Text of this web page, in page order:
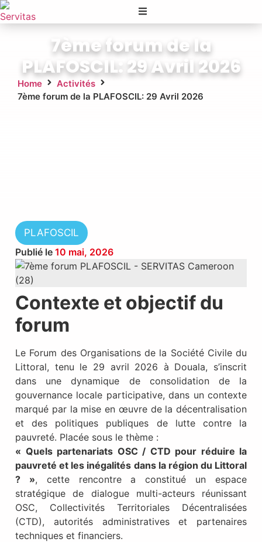
7ème forum de la
PLAFOSCIL: 29 Avril 2026
Home
Activités
7ème forum de la PLAFOSCIL: 29 Avril 2026
PLAFOSCIL
Publié le 10 mai, 2026
Contexte et objectif du
forum
Le Forum des Organisations de la Société Civile du
Littoral, tenu le 29 avril 2026 à Douala, s’inscrit
dans une dynamique de consolidation de la
gouvernance locale participative, dans un contexte
marqué par la mise en œuvre de la décentralisation
et des politiques publiques de lutte contre la
pauvreté. Placée sous le thème :
« Quels partenariats OSC / CTD pour réduire la
pauvreté et les inégalités dans la région du Littoral
? », cette rencontre a constitué un espace
stratégique de dialogue multi-acteurs réunissant
OSC, Collectivités Territoriales Décentralisées
(CTD), autorités administratives et partenaires
techniques et financiers.